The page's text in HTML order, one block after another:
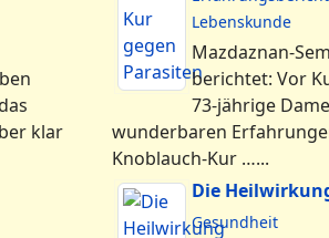
klar
Lebenskunde
Mazdaznan-
berichtet: Vor
73-jährige
wunderbaren
Knoblauch-Kur …...
Die
Gesundheit